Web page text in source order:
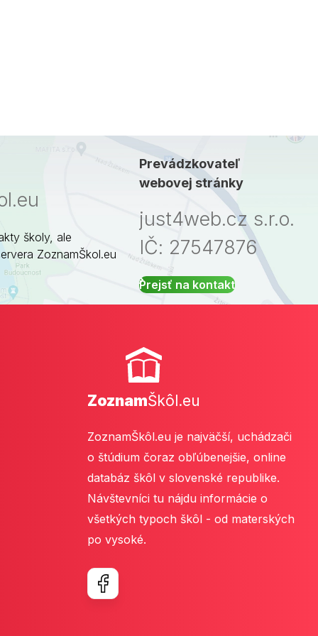
školy, ale
ZoznamŠkol.eu
Prevádzkovateľ
webovej stránky
just4web.cz s.r.o.
IČ: 27547876
Prejsť na kontakt
ZoznamŠkôl.eu
ZoznamŠkôl.eu je najväčší, uchádzači
o štúdium čoraz obľúbenejšie, online
databáz škôl v slovenské republike.
Návštevníci tu nájdu informácie o
všetkých typoch škôl - od materských
po vysoké.